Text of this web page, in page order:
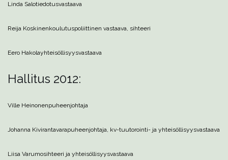
Linda Salotiedotusvastaava
Reija Koskinenkoulutuspoliittinen vastaava, sihteeri
Eero Hakolayhteisöllisyysvastaava
Hallitus 2012:
Ville Heinonenpuheenjohtaja
Johanna Kivirantavarapuheenjohtaja, kv-tuutorointi- ja yhteisöllisyysvastaava
Liisa Varumosihteeri ja yhteisöllisyysvastaava